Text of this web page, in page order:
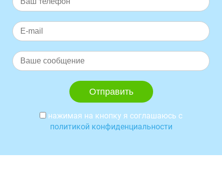
нажимая на кнопку я соглашаюсь с
политикой конфиденциальности